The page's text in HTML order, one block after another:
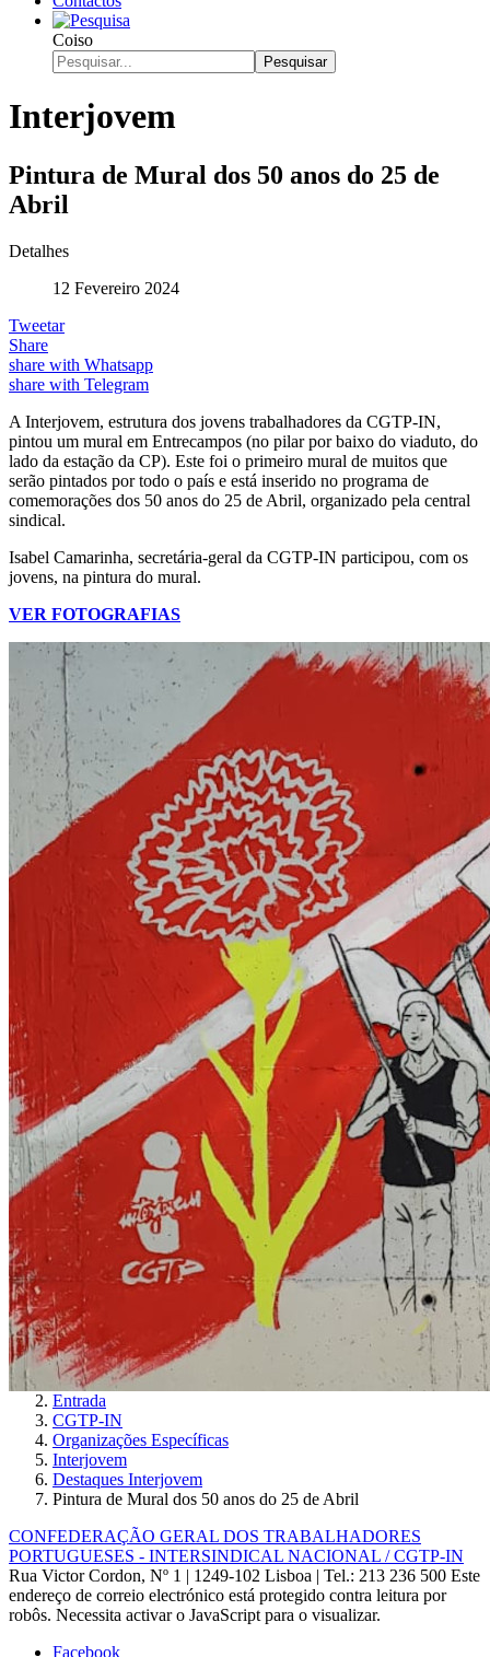
Coiso
Pesquisar
Interjovem
Pintura de Mural dos 50 anos do 25 de
Abril
Detalhes
12 Fevereiro 2024
Tweetar
Share
share with Whatsapp
share with Telegram
A Interjovem, estrutura dos jovens trabalhadores da CGTP-IN,
pintou um mural em Entrecampos (no pilar por baixo do viaduto, do
lado da estação da CP). Este foi o primeiro mural de muitos que
serão pintados por todo o país e está inserido no programa de
comemorações dos 50 anos do 25 de Abril, organizado pela central
sindical.
Isabel Camarinha, secretária-geral da CGTP-IN participou, com os
jovens, na pintura do mural.
VER FOTOGRAFIAS
Entrada
CGTP-IN
Organizações Específicas
Interjovem
Destaques Interjovem
Pintura de Mural dos 50 anos do 25 de Abril
CONFEDERAÇÃO GERAL DOS TRABALHADORES
PORTUGUESES - INTERSINDICAL NACIONAL / CGTP-IN
Rua Victor Cordon, Nº 1 | 1249-102 Lisboa | Tel.: 213 236 500 Este
endereço de correio electrónico está protegido contra leitura por
robôs. Necessita activar o JavaScript para o visualizar.
Facebook